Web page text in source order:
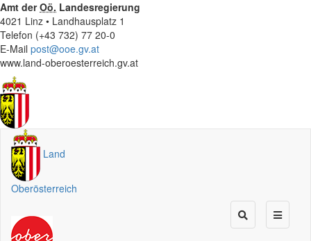
Amt derOö. Landesregierung
4021 Linz • Landhausplatz 1
Telefon (+43 732) 77 20-0
E-Mail post@ooe.gv.at
www.land-oberoesterreich.gv.at
Land
Oberösterreich